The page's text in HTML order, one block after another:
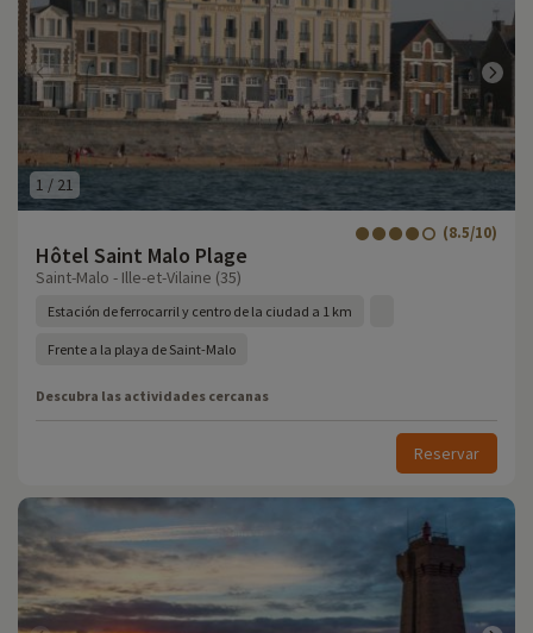
1 / 21
Hôtel Saint Malo Plage
(8.5/10)
Saint-Malo - Ille-et-Vilaine (35)
Estación de ferrocarril y centro de la ciudad a 1 km
Frente a la playa de Saint-Malo
Descubra las actividades cercanas
Reservar